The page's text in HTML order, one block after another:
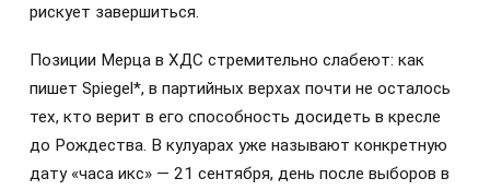
рискует завершиться.
Позиции Мерца в ХДС стремительно слабеют: как
пишет Spiegel*, в партийных верхах почти не осталось
тех, кто верит в его способность досидеть в кресле
до Рождества. В кулуарах уже называют конкретную
дату «часа икс» — 21 сентября, день после выборов в